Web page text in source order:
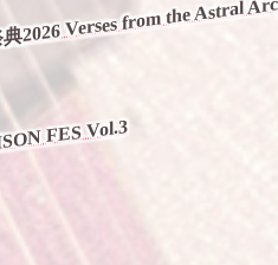
Verses from the Astral
FES Vol.3